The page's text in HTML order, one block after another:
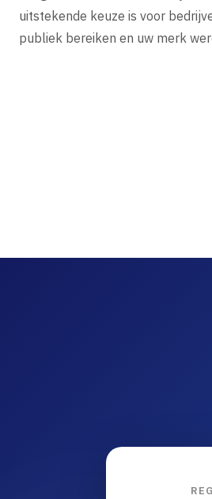
uitstekende keuze is voor
publiek bereiken en uw merk